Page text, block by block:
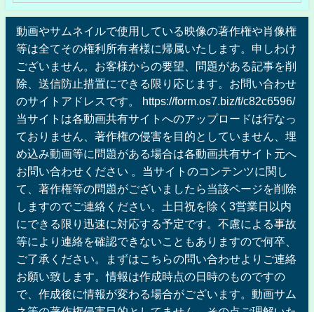
動画やサムネイルで使用している映像の著作権や肖像権
等は全てその権利所有者様に帰属いたします。申しわけ
ございません。お客様からの要望、問題がある記事を削
除、送信防止措置にできる限り応じます。お問い合わせ
のサイトアドレスです。 https://form.os7.biz/f/c82c6596/
当サイトは各動画共有サイトへのアップロードは行なっ
ておりません、著作権の侵害を目的としていません、埋
め込み動画等に問題がある場合は各動画共有サイト元へ
お問い合わせください 。当サイトのコンテンツに関し
て、著作権等の問題がございましたら当該ページを削除
しますのでご連絡ください。土日祝を除く3営業日以内
にできる限り迅速に対応する予定です。不慮による事故
等により連絡を確認できないこともありますので何卒、
ご了承ください。まずはこちらの問い合わせよりご連絡
お願い致します。情報は作成時点の日時のものですの
で、作成後に情報が変わる場合がございます。動画サム